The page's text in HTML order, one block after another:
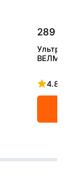
289
4.8